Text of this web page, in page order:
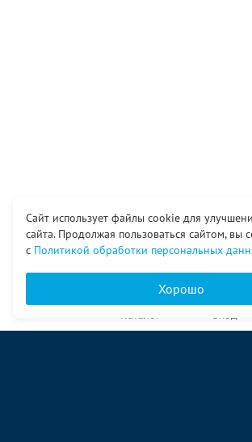
Сайт использует файлы cookie для
сайта. Продолжая пользоваться сайтом, вы
с Политикой обработки персональных
Хорошо